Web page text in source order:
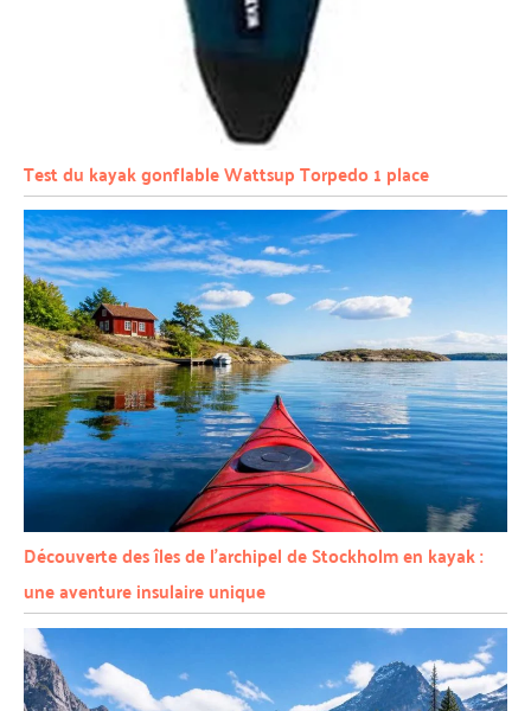
Test du kayak gonflable Wattsup Torpedo 1 place
Découverte des îles de l’archipel de Stockholm en kayak :
une aventure insulaire unique